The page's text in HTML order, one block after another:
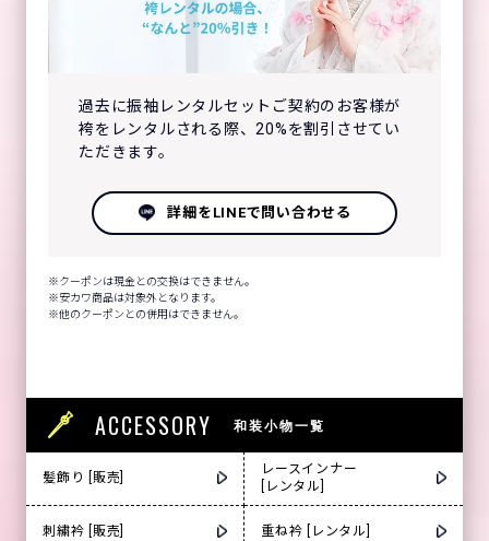
過去に振袖レンタルセットご契約のお客様が
袴をレンタルされる際、20%を割引させてい
ただきます。
詳細をLINEで問い合わせる
クーポンは現金との交換はできません。
安カワ商品は対象外となります。
他のクーポンとの併用はできません。
ACCESSORY 和装小物一覧
髪飾り [販売]
レースインナー
[レンタル]
刺繍衿 [販売] 重ね衿 [レンタル]